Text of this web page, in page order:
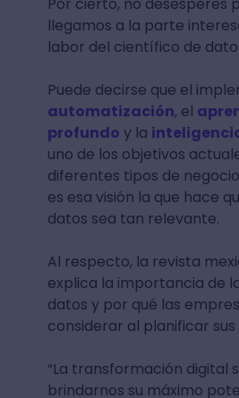
Por cierto, no desesperes
llegamos a la parte
labor del científico de
Puede decirse que el
automatización, el
profundo y la
uno de los objetivos
diferentes tipos de
es esa visión la que hace
datos sea tan relevante.
Al respecto, la revista
explica la importancia de
datos y por qué las
considerar al planificar
“La transformación digital
brindarnos su máximo